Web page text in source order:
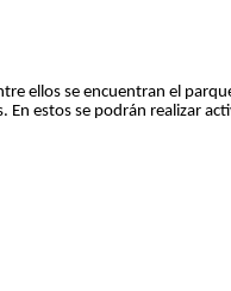
ellos se encuentran el
estos se podrán realizar